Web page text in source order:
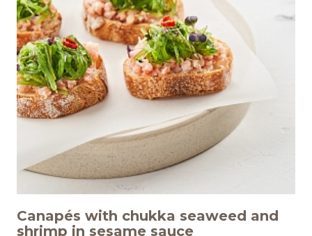
Медиа
Отчеты
КАРЬЕРА
Добро пожаловать
Преимущества работы в
компании
Canapés with chukka seaweed and
shrimp in sesame sauce